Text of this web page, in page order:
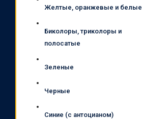
Желтые, оранжевые и белые
Биколоры, триколоры и
полосатые
Зеленые
Черные
Синие (с антоцианом)